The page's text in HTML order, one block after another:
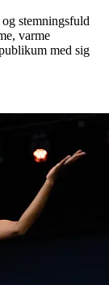
stemningsfuld
varme
med sig